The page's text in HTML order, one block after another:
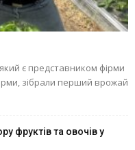
є представником фірми
зібрали перший врожай
фруктів та овочів у